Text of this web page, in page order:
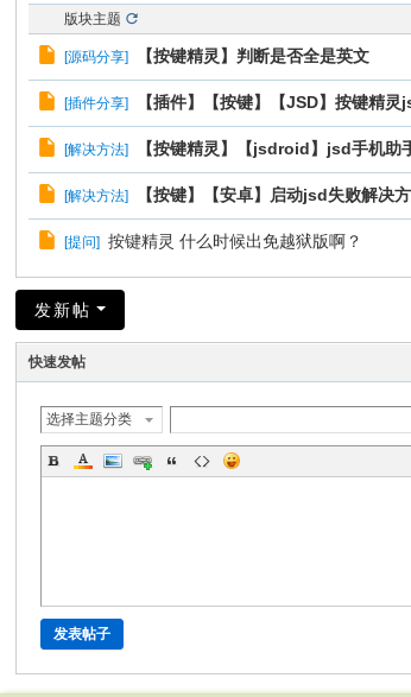
版块主题
[源码分享] 【按键精灵】判断是否全是英文
[插件分享] 【插件】【按键】【JSD】按键精
[解决方法] 【按键精灵】【jsdroid】jsd手机助
[解决方法] 【按键】【安卓】启动jsd失败解决
[提问] 按键精灵 什么时候出免越狱版啊？
发新帖
快速发帖
选择主题分类
发表帖子